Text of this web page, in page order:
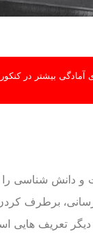
آمادگی بیشتر در
دانش شناسی را
برطرف کردن
تعریف هایی